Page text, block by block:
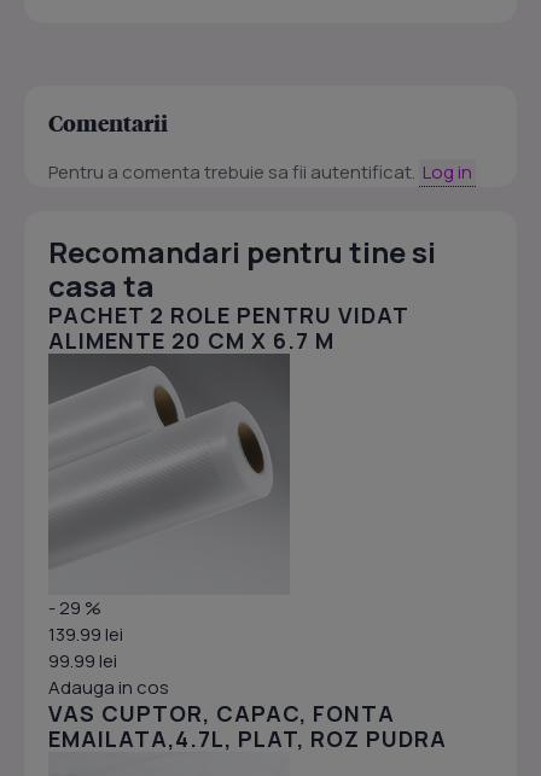
Comentarii
Pentru a comenta trebuie sa fii autentificat. Log in
Recomandari pentru tine si
casa ta
PACHET 2 ROLE PENTRU VIDAT
ALIMENTE 20 CM X 6.7 M
- 29 %
139.99 lei
99.99 lei
Adauga in cos
VAS CUPTOR, CAPAC, FONTA
EMAILATA,4.7L, PLAT, ROZ PUDRA